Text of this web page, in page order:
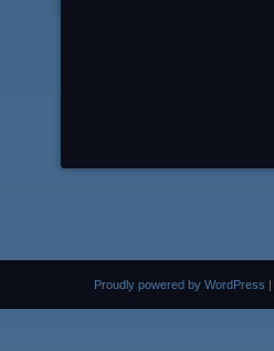
Proudly powered by WordPress |